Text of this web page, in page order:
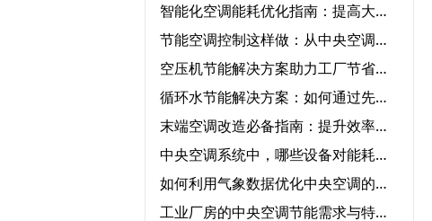
智能化空调能耗优化指南：提高大型中央空调运行效率的必知方法‌
节能空调控制这样做：从中央空调全系统改造到智能能耗管理
空压机节能解决方案助力工厂节省能源成本‌
循环水节能解决方案：如何通过先进设备节省能源成本？‌
末端空调改造必备指南：提升效率、节能环保一步到位‌
中央空调系统中，哪些设备对能耗影响最大？‌
如何利用气象数据优化中央空调的节能运行控制‌
工业厂房的中央空调节能需求与特殊解决方案‌